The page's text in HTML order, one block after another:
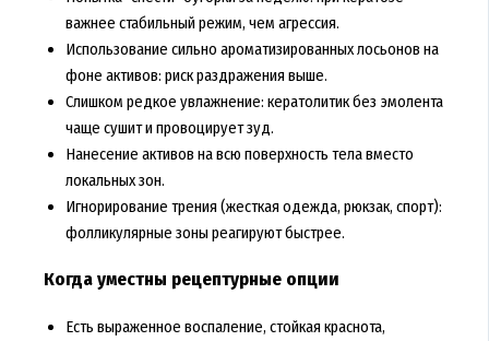
важнее стабильный режим, чем агрессия.
Использование сильно ароматизированных лосьонов на
фоне активов: риск раздражения выше.
Слишком редкое увлажнение: кератолитик без эмолента
чаще сушит и провоцирует зуд.
Нанесение активов на всю поверхность тела вместо
локальных зон.
Игнорирование трения (жесткая одежда, рюкзак, спорт):
фолликулярные зоны реагируют быстрее.
Когда уместны рецептурные опции
Есть выраженное воспаление, стойкая краснота,